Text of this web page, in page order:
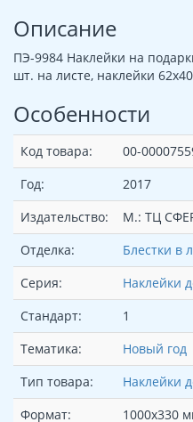
Описание
ПЭ-9984 Наклейки на
шт. на листе, наклейки
Особенности
Код товара:
00-
Год:
2017
Издательство:
М.: ТЦ
Отделка:
Блестки в
Серия:
Наклейки
Стандарт:
1
Тематика:
Новый год
Тип товара:
Наклейки
Формат:
1000х330